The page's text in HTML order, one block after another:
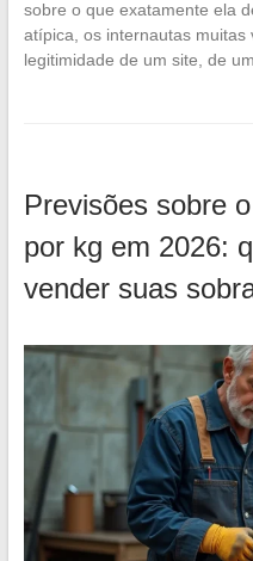
sobre o que exatamente ela
atípica, os internautas muitas
legitimidade de um site, de
Previsões sobre
por kg em 2026:
vender suas